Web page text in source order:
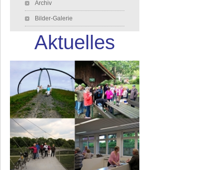
Archiv
Bilder-Galerie
Aktuelles